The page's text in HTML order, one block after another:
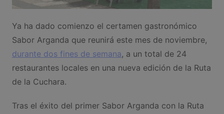
Ya ha dado comienzo el certamen gastronómico
Sabor Arganda que reunirá este mes de noviembre,
durante dos fines de semana, a un total de 24
restaurantes locales en una nueva edición de la Ruta
de la Cuchara.
Tras el éxito del primer Sabor Arganda con la Ruta